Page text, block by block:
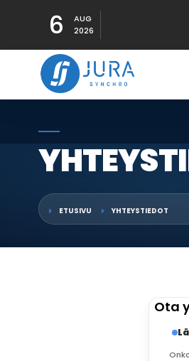
6
AUG
2026
ETUSIVU YHTEYSTIEDOT
Ota